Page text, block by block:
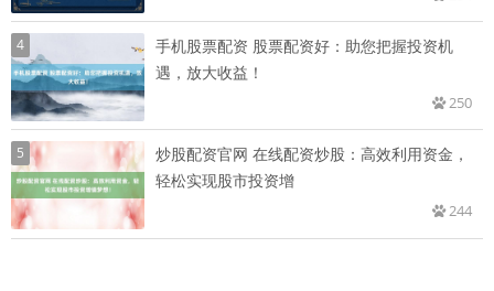
4
手机股票配资 股票配资好：助您把握投资机
遇，放大收益！
250
5
炒股配资官网 在线配资炒股：高效利用资金，
轻松实现股市投资增
244